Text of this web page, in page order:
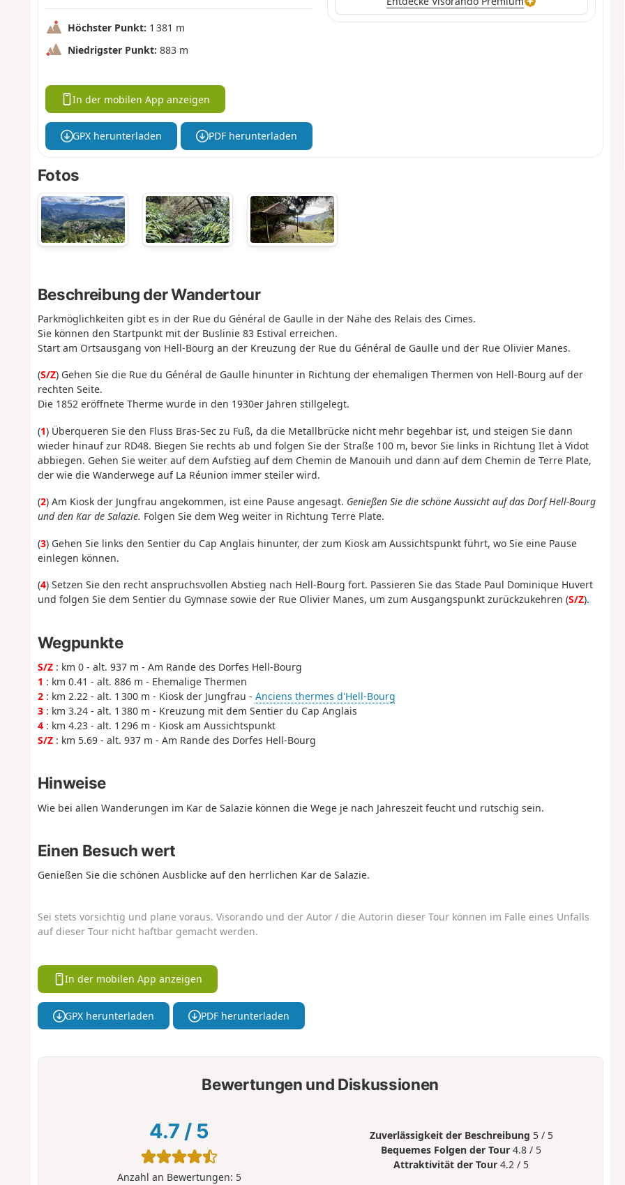
Höchster Punkt: 1 381 m
Niedrigster Punkt: 883 m
In der mobilen App anzeigen
GPX herunterladen PDF herunterladen
Fotos
Beschreibung der Wandertour
Parkmöglichkeiten gibt es in der Rue du Général de Gaulle in der Nähe des Relais des Cimes.
Sie können den Startpunkt mit der Buslinie 83 Estival erreichen.
Start am Ortsausgang von Hell-Bourg an der Kreuzung der Rue du Général de Gaulle und der Rue Olivier Manes.
(S/Z) Gehen Sie die Rue du Général de Gaulle hinunter in Richtung der ehemaligen Thermen von Hell-Bourg auf der
rechten Seite.
Die 1852 eröffnete Therme wurde in den 1930er Jahren stillgelegt.
(1) Überqueren Sie den Fluss Bras-Sec zu Fuß, da die Metallbrücke nicht mehr begehbar ist, und steigen Sie dann
wieder hinauf zur RD48. Biegen Sie rechts ab und folgen Sie der Straße 100 m, bevor Sie links in Richtung Ilet à Vidot
abbiegen. Gehen Sie weiter auf dem Aufstieg auf dem Chemin de Manouih und dann auf dem Chemin de Terre Plate,
der wie die Wanderwege auf La Réunion immer steiler wird.
(2) Am Kiosk der Jungfrau angekommen, ist eine Pause angesagt. Genießen Sie die schöne Aussicht auf das Dorf Hell-Bourg
und den Kar de Salazie. Folgen Sie dem Weg weiter in Richtung Terre Plate.
(3) Gehen Sie links den Sentier du Cap Anglais hinunter, der zum Kiosk am Aussichtspunkt führt, wo Sie eine Pause
einlegen können.
(4) Setzen Sie den recht anspruchsvollen Abstieg nach Hell-Bourg fort. Passieren Sie das Stade Paul Dominique Huvert
und folgen Sie dem Sentier du Gymnase sowie der Rue Olivier Manes, um zum Ausgangspunkt zurückzukehren (S/Z).
Wegpunkte
S/Z: km 0 - alt. 937 m - Am Rande des Dorfes Hell-Bourg
1 : km 0.41 - alt. 886 m - Ehemalige Thermen
2: km 2.22 - alt. 1 300 m - Kiosk der Jungfrau - Anciens thermes d'Hell-Bourg
3: km 3.24 - alt. 1 380 m - Kreuzung mit dem Sentier du Cap Anglais
4: km 4.23 - alt. 1 296 m - Kiosk am Aussichtspunkt
S/Z: km 5.69 - alt. 937 m - Am Rande des Dorfes Hell-Bourg
Hinweise
Wie bei allen Wanderungen im Kar de Salazie können die Wege je nach Jahreszeit feucht und rutschig sein.
Einen Besuch wert
Genießen Sie die schönen Ausblicke auf den herrlichen Kar de Salazie.
Sei stets vorsichtig und plane voraus. Visorando und der Autor / die Autorin dieser Tour können im Falle eines Unfalls
auf dieser Tour nicht haftbar gemacht werden.
In der mobilen App anzeigen
GPX herunterladen PDF herunterladen
Bewertungen und Diskussionen
4.7 / 5
Anzahl an Bewertungen: 5
Zuverlässigkeit der Beschreibung 5 / 5
Bequemes Folgen der Tour 4.8 / 5
Attraktivität der Tour 4.2 / 5